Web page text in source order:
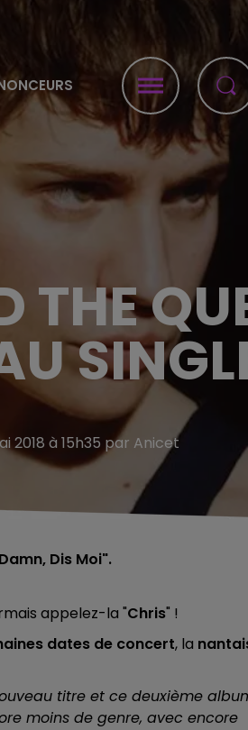
THE
2018 à 15h35 par Anicet
Dis Moi".
appelez-la "Chris" !
dates de concert, la
titre et ce deuxième
moins de genre, avec encore